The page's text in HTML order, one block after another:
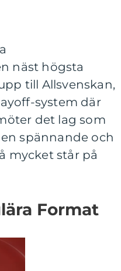
näst högsta
till Allsvenskan,
system där
det lag som
spännande och
mycket står på
Format